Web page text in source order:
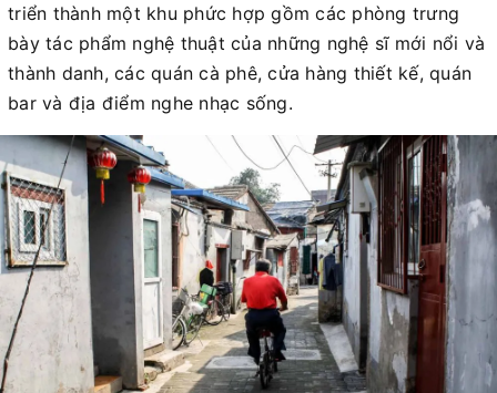
triển thành một khu phức hợp gồm các phòng trưng
bày tác phẩm nghệ thuật của những nghệ sĩ mới nổi và
thành danh, các quán cà phê, cửa hàng thiết kế, quán
bar và địa điểm nghe nhạc sống.